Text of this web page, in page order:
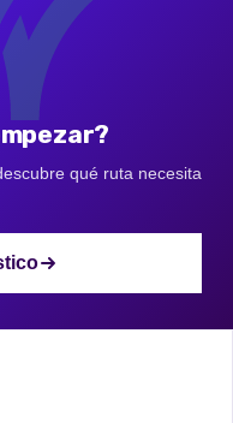
qué ruta necesita